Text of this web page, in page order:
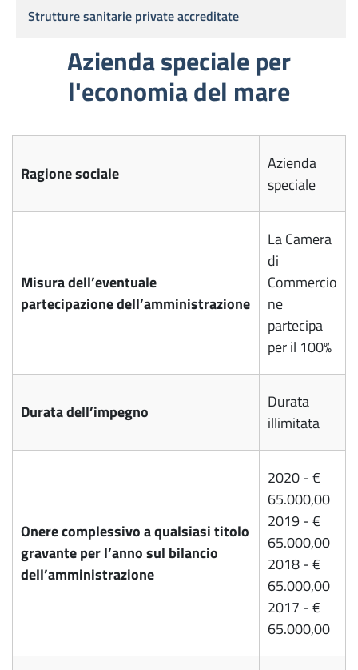
Azienda speciale per
l'economia del mare
Ragione sociale
Azienda
speciale
Misura dell’eventuale
partecipazione dell’amministrazione
La Camera
di
Commercio
ne
partecipa
per il 100%
Durata dell’impegno
Durata
illimitata
Onere complessivo a qualsiasi titolo
gravante per l’anno sul bilancio
dell’amministrazione
2020 - €
65.000,00
2019 - €
65.000,00
2018 - €
65.000,00
2017 - €
65.000,00
Strutture sanitarie private accreditate